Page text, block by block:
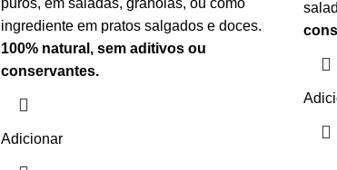
puros, em saladas, granolas, ou como
ingrediente em pratos salgados e doces.
100% natural, sem aditivos ou
conservantes.
Adicionar